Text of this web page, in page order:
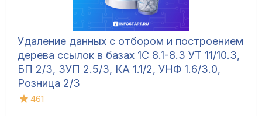
Удаление данных с отбором и построением
дерева ссылок в базах 1С 8.1-8.3 УТ 11/10.3,
БП 2/3, ЗУП 2.5/3, КА 1.1/2, УНФ 1.6/3.0,
Розница 2/3
461